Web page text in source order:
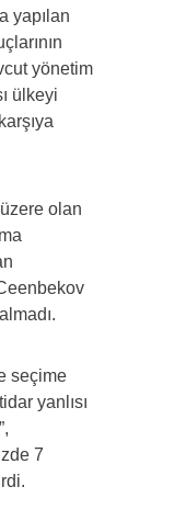
yapılan
yönetim
ülkeyi
olan
seçime
yanlısı
7